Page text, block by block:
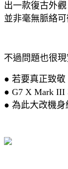
出一款復古外
並非毫無脈絡可
不過問題也很現
● 若要真正致
● G7 X Mark III
● 為此大改機